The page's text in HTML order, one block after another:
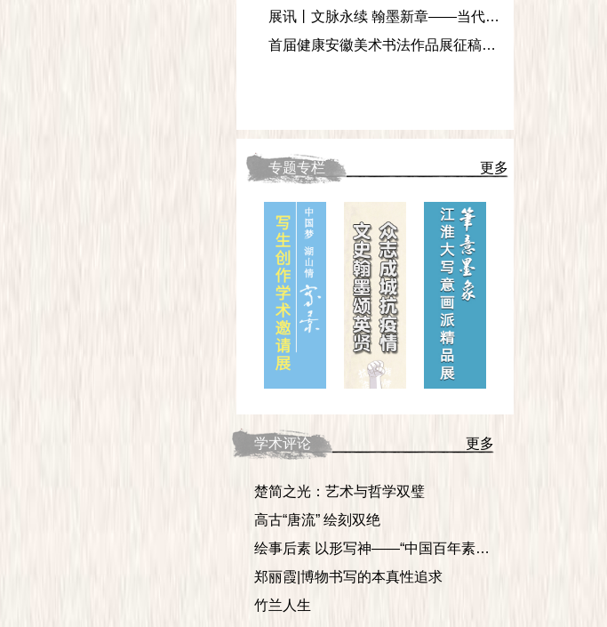
展讯丨文脉永续 翰墨新章——当代中国画名家作品邀请展
首届健康安徽美术书法作品展征稿启事
专题专栏 更多
学术评论 更多
楚简之光：艺术与哲学双璧
高古“唐流” 绘刻双绝
绘事后素 以形写神——“中国百年素描——学术邀请展”印象
郑丽霞|博物书写的本真性追求
竹兰人生